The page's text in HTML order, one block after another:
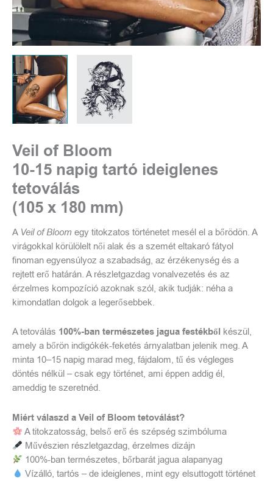
Veil of Bloom
10-15 napig tartó ideiglenes
tetoválás
(105 x 180 mm)
A Veil of Bloom egy titokzatos történetet mesél el a bőrödön. A
virágokkal körülölelt női alak és a szemét eltakaró fátyol
finoman egyensúlyoz a szabadság, az érzékenység és a
rejtett erő határán. A részletgazdag vonalvezetés és az
érzelmes kompozíció azoknak szól, akik tudják: néha a
kimondatlan dolgok a legerősebbek.
A tetoválás 100%-ban természetes jagua festékből készül,
amely a bőrön indigókék-feketés árnyalatban jelenik meg. A
minta 10–15 napig marad meg, fájdalom, tű és végleges
döntés nélkül – csak egy történet, ami éppen addig él,
ameddig te szeretnéd.
Miért válaszd a Veil of Bloom tetoválást?
A titokzatosság, belső erő és szépség szimbóluma
Művészien részletgazdag, érzelmes dizájn
100%-ban természetes, bőrbarát jagua alapanyag
Vízálló, tartós – de ideiglenes, mint egy elsuttogott történet